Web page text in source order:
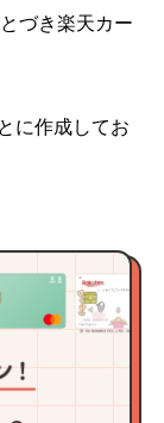
づき楽天カー
に作成してお